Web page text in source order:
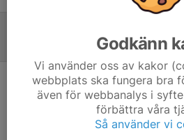
Inget referat
Godkänn
Vi använder oss av kakor
webbplats ska fungera bra
även för webbanalys i
förbättra våra
Så använder vi